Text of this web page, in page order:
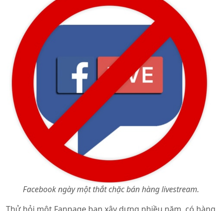
Facebook ngày một thắt chặc bán hàng livestream.